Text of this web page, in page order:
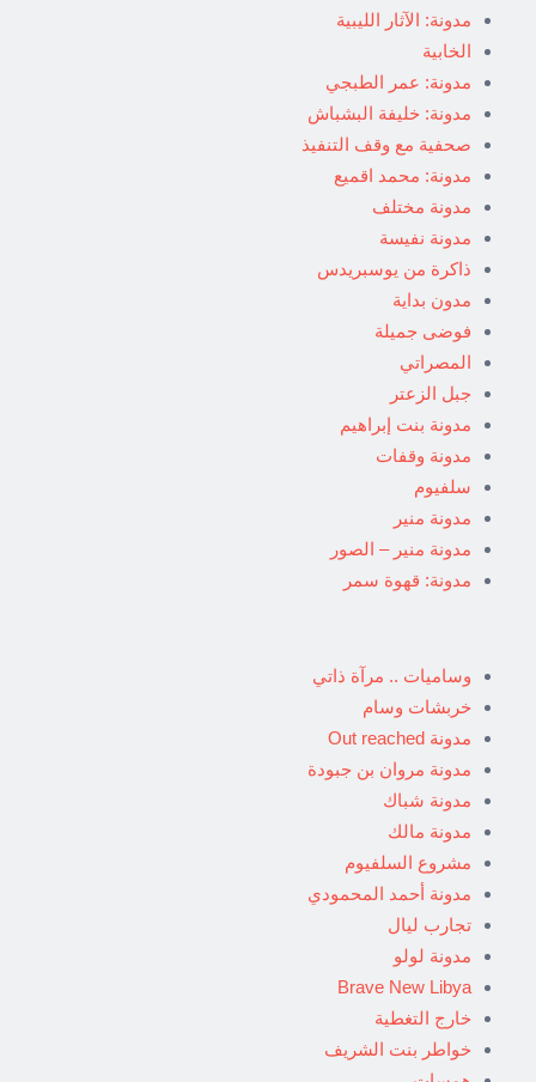
مدونة: الآثار الليبية
الخابية
مدونة: عمر الطبجي
مدونة: خليفة البشباش
صحفية مع وقف التنفيذ
مدونة: محمد اقميع
مدونة مختلف
مدونة نفيسة
ذاكرة من يوسبريدس
مدون بداية
فوضى جميلة
المصراتي
جبل الزعتر
مدونة بنت إبراهيم
مدونة وقفات
سلفيوم
مدونة منير
مدونة منير – الصور
مدونة: قهوة سمر
وساميات .. مرآة ذاتي
خربشات وسام
مدونة Out reached
مدونة مروان بن جبودة
مدونة شباك
مدونة مالك
مشروع السلفيوم
مدونة أحمد المحمودي
تجارب ليال
مدونة لولو
Brave New Libya
خارج التغطية
خواطر بنت الشريف